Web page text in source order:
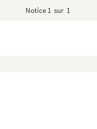
Notice 1 sur 1